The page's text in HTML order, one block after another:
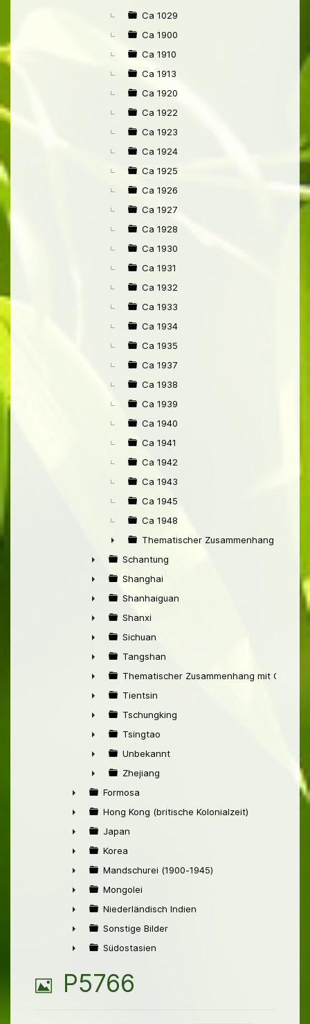
►
Ca 1029
Ca 1900
Ca 1910
Ca 1913
Ca 1920
Ca 1922
Ca 1923
Ca 1924
Ca 1925
Ca 1926
Ca 1927
Ca 1928
Ca 1930
Ca 1931
Ca 1932
Ca 1933
Ca 1934
Ca 1935
Ca 1937
Ca 1938
Ca 1939
Ca 1940
Ca 1941
Ca 1942
Ca 1943
Ca 1945
Ca 1948
►
Thematischer Zusammenhang mit
►
Schantung
►
Shanghai
►
Shanhaiguan
►
Shanxi
►
Sichuan
►
Tangshan
►
Thematischer Zusammenhang mit China
►
Tientsin
►
Tschungking
►
Tsingtao
►
Unbekannt
►
Zhejiang
►
Formosa
►
Hong Kong (britische Kolonialzeit)
►
Japan
►
Korea
►
Mandschurei (1900-1945)
►
Mongolei
►
Niederländisch Indien
►
Sonstige Bilder
Südostasien
B
P5766